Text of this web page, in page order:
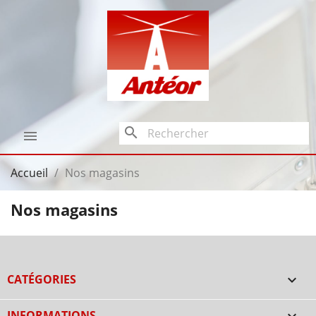
 search
Accueil Nos magasins
Nos magasins
CATÉGORIES 